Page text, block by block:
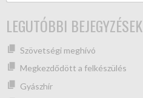
LEGUTÓBBI BEJEGYZÉSEK
Szövetségi meghívó
Megkezdődött a felkészülés
Gyászhír